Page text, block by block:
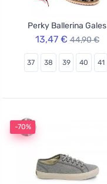
Perky Ballerina Gales
13,47 € 44,90 €
37 38 39 40 41
-70%